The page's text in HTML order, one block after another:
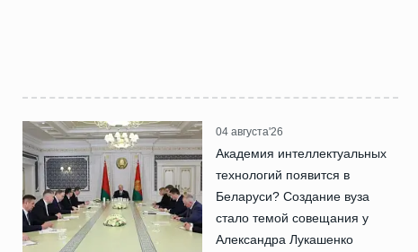
04 августа'26
Академия интеллектуальных
технологий появится в
Беларуси? Создание вуза
стало темой совещания у
Александра Лукашенко